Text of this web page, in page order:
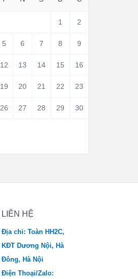
1 2
5 6 7 8 9
12 13 14 15 16
19 20 21 22 23
26 27 28 29 30
LIÊN HỆ
Địa chỉ: Toàn HH2C,
KĐT Dương Nội, Hà
Đông, Hà Nội
Điện Thoại/Zalo: